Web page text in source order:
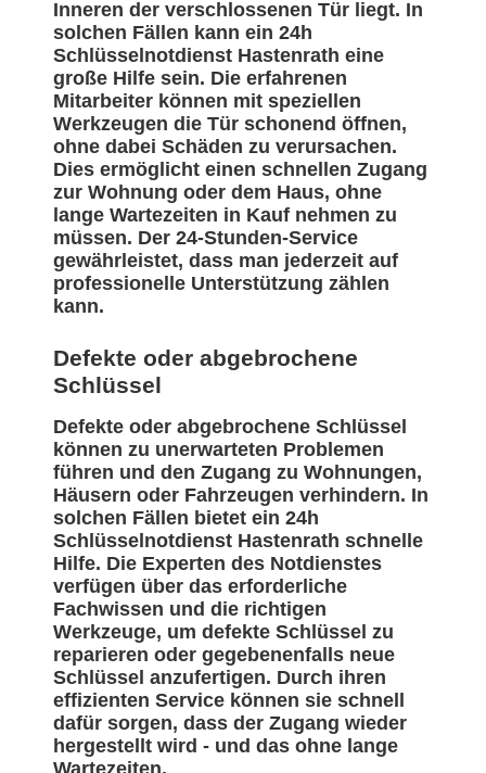
Inneren der verschlossenen Tür liegt. In
solchen Fällen kann ein 24h
Schlüsselnotdienst Hastenrath eine
große Hilfe sein. Die erfahrenen
Mitarbeiter können mit speziellen
Werkzeugen die Tür schonend öffnen,
ohne dabei Schäden zu verursachen.
Dies ermöglicht einen schnellen Zugang
zur Wohnung oder dem Haus, ohne
lange Wartezeiten in Kauf nehmen zu
müssen. Der 24-Stunden-Service
gewährleistet, dass man jederzeit auf
professionelle Unterstützung zählen
kann.
Defekte oder abgebrochene
Schlüssel
Defekte oder abgebrochene Schlüssel
können zu unerwarteten Problemen
führen und den Zugang zu Wohnungen,
Häusern oder Fahrzeugen verhindern. In
solchen Fällen bietet ein 24h
Schlüsselnotdienst Hastenrath schnelle
Hilfe. Die Experten des Notdienstes
verfügen über das erforderliche
Fachwissen und die richtigen
Werkzeuge, um defekte Schlüssel zu
reparieren oder gegebenenfalls neue
Schlüssel anzufertigen. Durch ihren
effizienten Service können sie schnell
dafür sorgen, dass der Zugang wieder
hergestellt wird - und das ohne lange